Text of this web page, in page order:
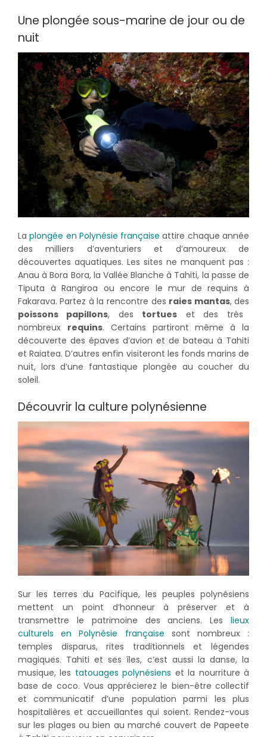
Une plongée sous-marine de jour ou de
nuit
Laplongée en Polynésie française attire chaque année
des milliers d’aventuriers et d’amoureux de
découvertes aquatiques. Les sites ne manquent pas :
Anau à Bora Bora, la Vallée Blanche à Tahiti, la passe de
Tiputa à Rangiroa ou encore le mur de requins à
Fakarava. Partez à la rencontre des raies mantas, des
poissons papillons, des tortues et des très
nombreux requins. Certains partiront même à la
découverte des épaves d’avion et de bateau à Tahiti
et Raiatea. D’autres enfin visiteront les fonds marins de
nuit, lors d’une fantastique plongée au coucher du
soleil.
Découvrir la culture polynésienne
Sur les terres du Pacifique, les peuples polynésiens
mettent un point d’honneur à préserver et à
transmettre le patrimoine des anciens. Leslieux
culturels en Polynésie française sont nombreux :
temples disparus, rites traditionnels et légendes
magiques. Tahiti et ses îles, c’est aussi la danse, la
musique, les tatouages polynésiens et la nourriture à
base de coco. Vous apprécierez le bien-être collectif
et communicatif d’une population parmi les plus
hospitalières et accueillantes qui soient. Rendez-vous
sur les plages ou bien au marché couvert de Papeete